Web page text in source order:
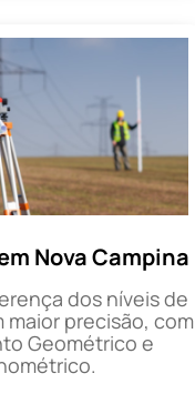
Nova Campina
dos níveis de
precisão, com
Geométrico e